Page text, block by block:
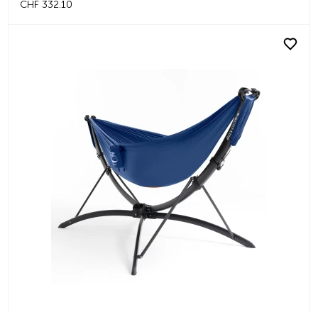
CHF 332.10